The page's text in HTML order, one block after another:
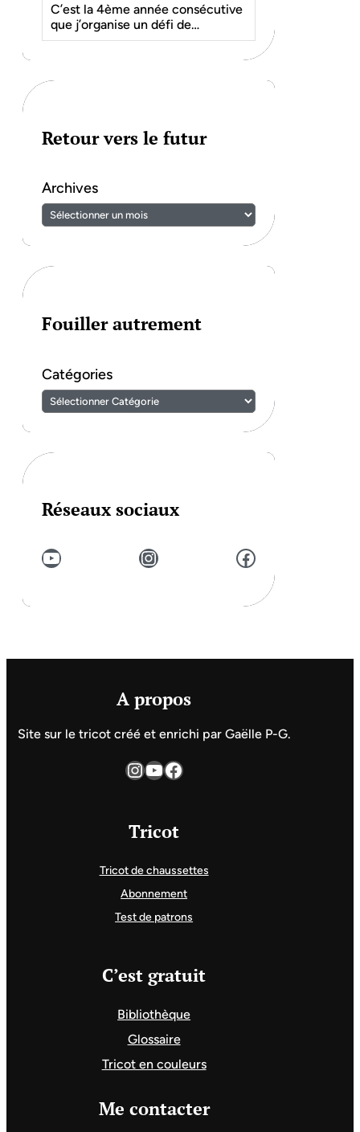
C’est la 4ème année consécutive
que j’organise un défi de…
Retour vers le futur
Archives
Fouiller autrement
Catégories
Réseaux sociaux
YouTube Instagram Facebook
A propos
Site sur le tricot créé et enrichi par Gaëlle P-G.
InstagramYouTube Facebook
Tricot
Tricot de chaussettes
Abonnement
Test de patrons
C’est gratuit
Bibliothèque
Glossaire
Tricot en couleurs
Me contacter